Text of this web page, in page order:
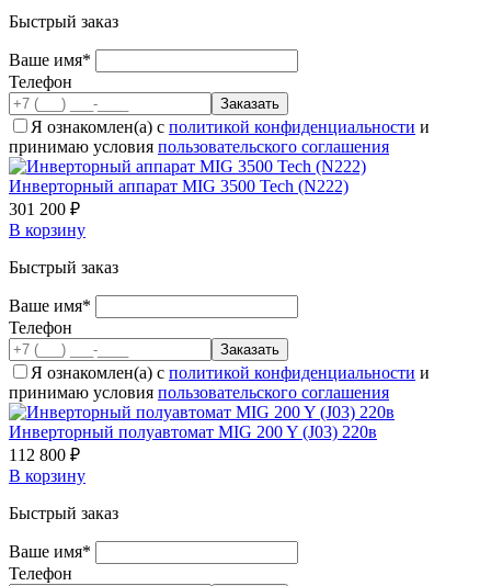
Быстрый заказ
Ваше имя*
Телефон
Я ознакомлен(а) с политикой конфиденциальности и
принимаю условия пользовательского соглашения
Инверторный аппарат MIG 3500 Tech (N222)
301 200 ₽
В корзину
Быстрый заказ
Ваше имя*
Телефон
Я ознакомлен(а) с политикой конфиденциальности и
принимаю условия пользовательского соглашения
Инверторный полуавтомат MIG 200 Y (J03) 220в
112 800 ₽
В корзину
Быстрый заказ
Ваше имя*
Телефон